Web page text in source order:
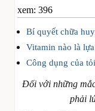
xem: 396
Bí quyết chữa
Vitamin nào là
Công dụng của
Đối với những
phải